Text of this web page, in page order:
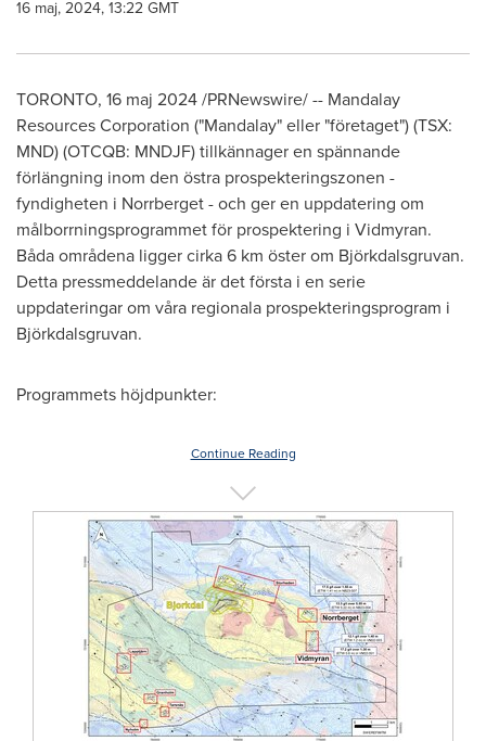
16 maj, 2024, 13:22 GMT
TORONTO, 16 maj 2024/PRNewswire/ -- Mandalay
Resources Corporation ("Mandalay" eller "företaget") (TSX:
MND) (OTCQB: MNDJF) tillkännager en spännande
förlängning inom den östra prospekteringszonen -
fyndigheten i Norrberget - och ger en uppdatering om
målborrningsprogrammet för prospektering i Vidmyran.
Båda områdena ligger cirka 6 km öster om Björkdalsgruvan.
Detta pressmeddelande är det första i en serie
uppdateringar om våra regionala prospekteringsprogram i
Björkdalsgruvan.
Programmets höjdpunkter:
Continue Reading